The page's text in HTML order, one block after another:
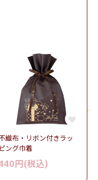
織布・リボン付きラッ
ピング巾着
円(税込)